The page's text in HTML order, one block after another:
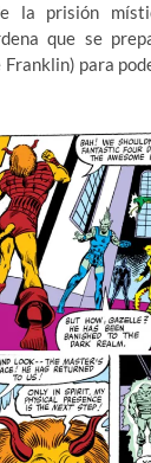
la prisión
que se
Franklin) para